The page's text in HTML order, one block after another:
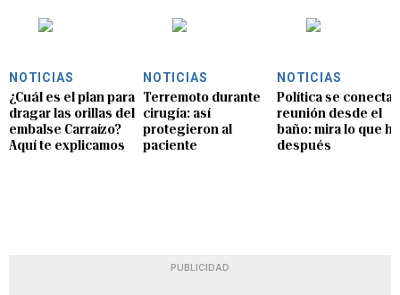
NOTICIAS
¿Cuál es el plan para
dragar las orillas del
embalse Carraízo?
Aquí te explicamos
NOTICIAS
Terremoto durante
cirugía: así
protegieron al
paciente
NOTICIAS
Política se conecta
reunión desde el
baño: mira lo que
después
PUBLICIDAD